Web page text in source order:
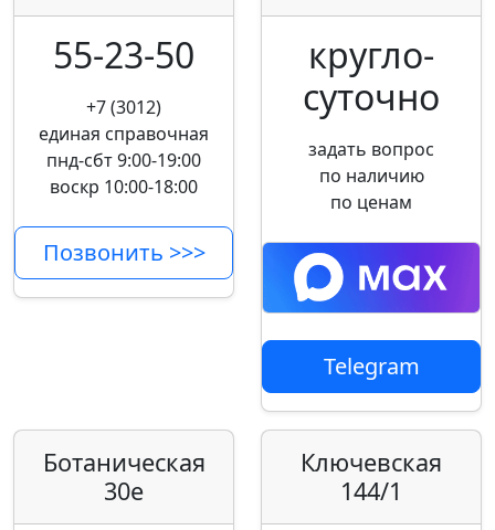
55-23-50
+7 (3012)
единая справочная
пнд-сбт 9:00-19:00
воскр 10:00-18:00
Позвонить >>>
кругло­
суточно
задать вопрос
по наличию
по ценам
Telegram
Ботаническая
30е
Ключевская
144/1